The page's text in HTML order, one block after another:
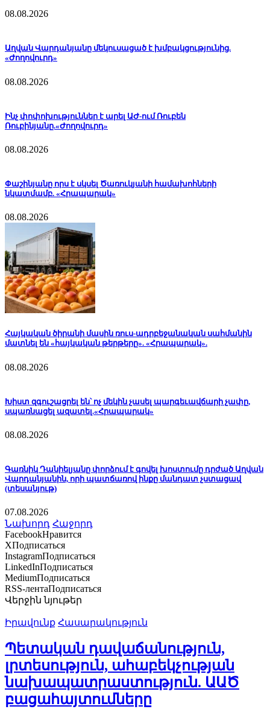
08.08.2026
Աղվան Վարդանյանը մեկուսացած է խմբակցությունից.
«Ժողովուրդ»
08.08.2026
Ինչ փոփոխություններ է արել ԱԺ-ում Ռուբեն
Ռուբինյանը.«Ժողովուրդ»
08.08.2026
Փաշինյանը որս է սկսել Ծառուկյանի համախոհների
նկատմամբ. «Հրապարակ»
08.08.2026
Հայկական ծիրանի մասին ռուս-ադրբեջանական սահմանին
մատնել են «հայկական թերթերը». «Հրապարակ».
08.08.2026
Խիստ զգուշացրել են՝ ոչ մեկին չասել պարգեւավճարի չափը,
սպառնացել ազատել.«Հրապարակ»
08.08.2026
Գառնիկ Դանիելյանը փորձում է գովել խոստումը դրժած Աղվան
Վարդանյանին, որի պատճառով ինքը մանդատ չստացավ
(տեսանյութ)
07.08.2026
Նախորդ Հաջորդ
FacebookНравится
XПодписаться
InstagramПодписаться
LinkedInПодписаться
MediumПодписаться
RSS-лентаПодписаться
Վերջին նյութեր
Իրավունք Հասարակություն
Պետական դավաճանություն,
լրտեսություն, ահաբեկչության
նախապատրաստություն. ԱԱԾ
բացահայտումները